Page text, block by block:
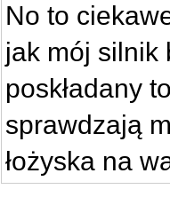
No to
jak mój silnik
poskładany
sprawdzają
łożyska na